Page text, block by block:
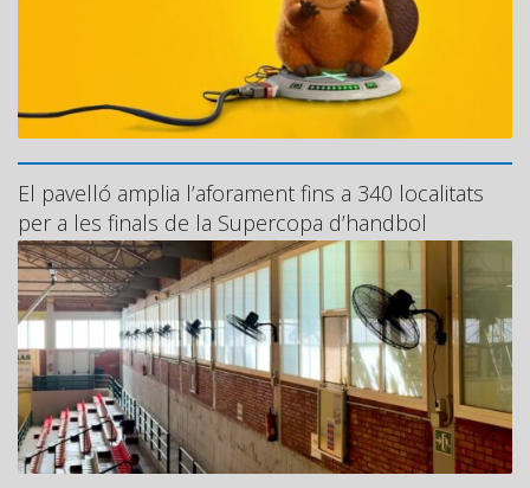
El pavelló amplia l’aforament fins a 340 localitats
per a les finals de la Supercopa d’handbol